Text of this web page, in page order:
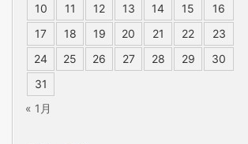
10
11 12 13 14 15
16
17
18 19 20 21 22
23
24
25 26 27 28 29
30
31
« 1月